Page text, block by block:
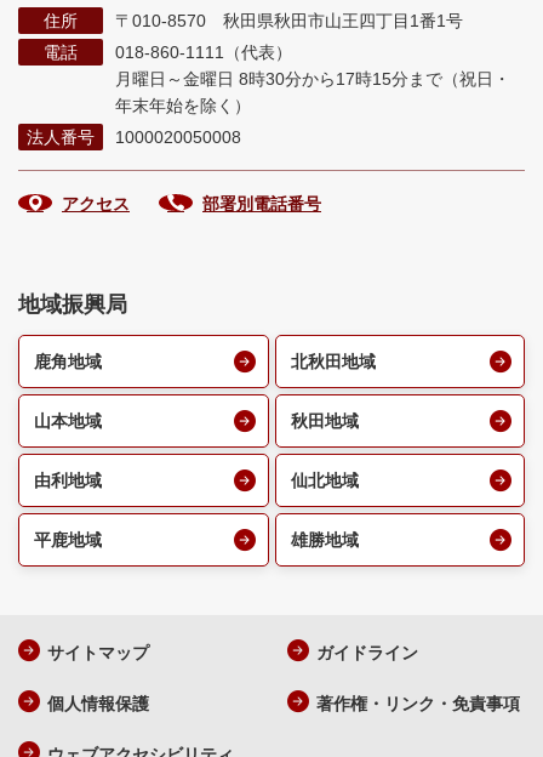
住所
〒010-8570 秋田県秋田市山王四丁目1番1号
電話
018-860-1111（代表）
月曜日～金曜日 8時30分から17時15分まで （祝日・
年末年始を除く）
法人番号
1000020050008
アクセス 部署別電話番号
地域振興局
鹿角地域 北秋田地域
山本地域 秋田地域
由利地域 仙北地域
平鹿地域 雄勝地域
サイトマップ ガイドライン
個人情報保護 著作権・リンク・免責事項